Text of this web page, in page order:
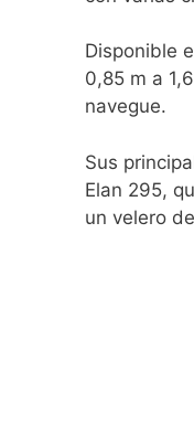
Disponible
0,85 m a
navegue.
Sus
Elan 295,
un velero